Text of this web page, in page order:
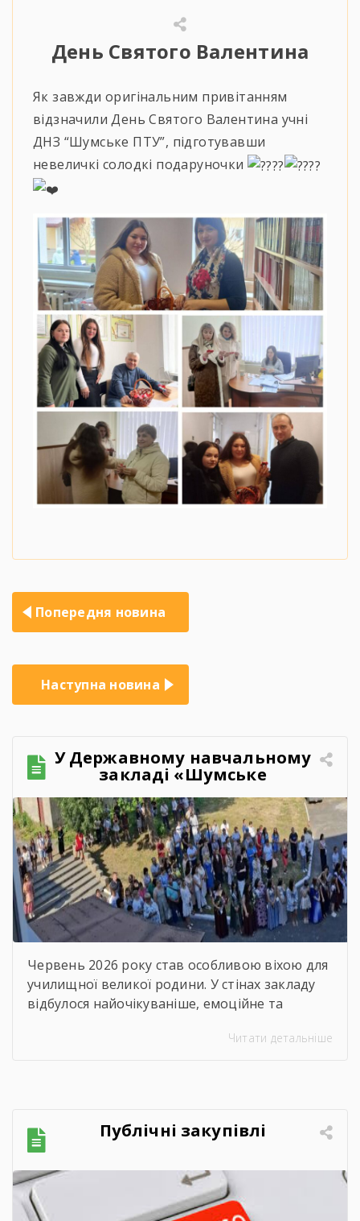
День Святого Валентина
Як завжди оригінальним привітанням
відзначили День Святого Валентина учні
ДНЗ “Шумське ПТУ”, підготувавши
невеличкі солодкі подаруночки
Навігація
записів
Попередня новина
Наступна новина
У Державному навчальному
закладі «Шумське
професійно-технічне
училище» відбувся
зворушливий випускний
захід – 2026
Червень 2026 року став особливою віхою для
училищної великої родини. У стінах закладу
відбулося найочікуваніше, емоційне та
Цього дня ми офіційно провели у доросле
своєї мети. Урочиста подія розпочалася з
хвилини мовчання. Схиливши голови, […]
Читати детальніше
Публічні закупівлі